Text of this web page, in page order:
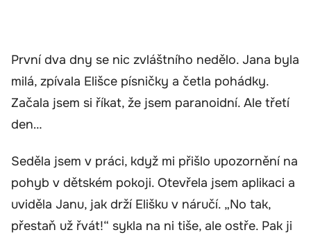
První dva dny se nic zvláštního nedělo. Jana byla
milá, zpívala Elišce písničky a četla pohádky.
Začala jsem si říkat, že jsem paranoidní. Ale třetí
den…
Seděla jsem v práci, když mi přišlo upozornění na
pohyb v dětském pokoji. Otevřela jsem aplikaci a
uviděla Janu, jak drží Elišku v náručí. „No tak,
přestaň už řvát!“ sykla na ni tiše, ale ostře. Pak ji